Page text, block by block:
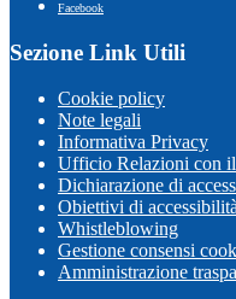
Facebook
Sezione Link Utili
Cookie policy
Note legali
Informativa Privacy
Ufficio Relazioni con
Dichiarazione di
Obiettivi di
Whistleblowing
Gestione consensi
Amministrazione